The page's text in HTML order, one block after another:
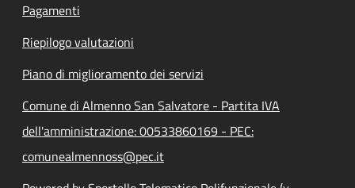
Pagamenti
Riepilogo valutazioni
Piano di miglioramento dei servizi
Comune di Almenno San Salvatore - Partita IVA
dell'amministrazione: 00533860169 - PEC:
comunealmennoss@pec.it